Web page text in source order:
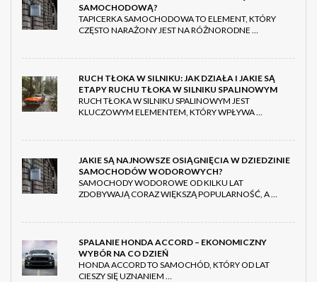
SAMOCHODOWĄ?
TAPICERKA SAMOCHODOWA TO ELEMENT, KTÓRY
CZĘSTO NARAŻONY JEST NA RÓŻNORODNE …
RUCH TŁOKA W SILNIKU: JAK DZIAŁA I JAKIE SĄ
ETAPY RUCHU TŁOKA W SILNIKU SPALINOWYM
RUCH TŁOKA W SILNIKU SPALINOWYM JEST
KLUCZOWYM ELEMENTEM, KTÓRY WPŁYWA …
JAKIE SĄ NAJNOWSZE OSIĄGNIĘCIA W DZIEDZINIE
SAMOCHODÓW WODOROWYCH?
SAMOCHODY WODOROWE OD KILKU LAT
ZDOBYWAJĄ CORAZ WIĘKSZĄ POPULARNOŚĆ, A …
SPALANIE HONDA ACCORD – EKONOMICZNY
WYBÓR NA CO DZIEŃ
HONDA ACCORD TO SAMOCHÓD, KTÓRY OD LAT
CIESZY SIĘ UZNANIEM …